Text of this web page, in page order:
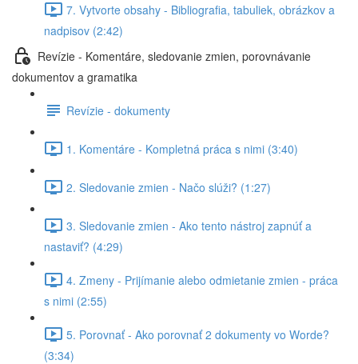
7. Vytvorte obsahy - Bibliografia, tabuliek, obrázkov a
nadpisov (2:42)
Revízie - Komentáre, sledovanie zmien, porovnávanie
dokumentov a gramatika
Revízie - dokumenty
1. Komentáre - Kompletná práca s nimi (3:40)
2. Sledovanie zmien - Načo slúži? (1:27)
3. Sledovanie zmien - Ako tento nástroj zapnúť a
nastaviť? (4:29)
4. Zmeny - Prijímanie alebo odmietanie zmien - práca
s nimi (2:55)
5. Porovnať - Ako porovnať 2 dokumenty vo Worde?
(3:34)